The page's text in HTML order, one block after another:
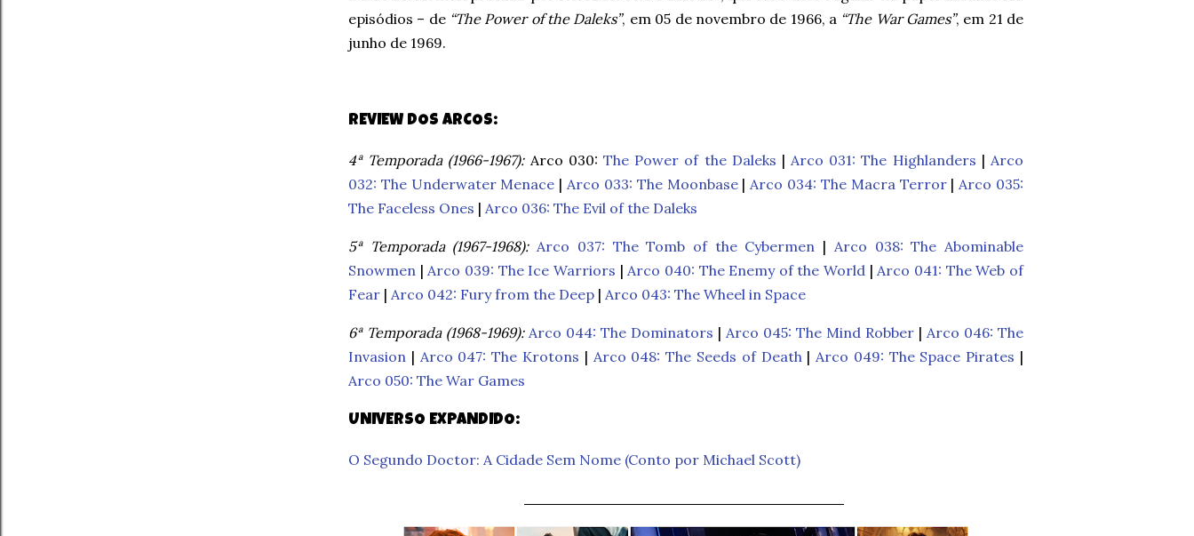
episódios – de “The Power of the Daleks”, em 05 de novembro de 1966, a “The War Games”, em 21 de
junho de 1969.
REVIEW DOS ARCOS:
4ª Temporada (1966-1967):Arco 030: The Power of the Daleks |Arco 031: The Highlanders | Arco
032: The Underwater Menace |Arco 033: The Moonbase|Arco 034: The Macra Terror|Arco 035:
The Faceless Ones | Arco 036: The Evil of the Daleks
5ª Temporada (1967-1968): Arco 037: The Tomb of the Cybermen | Arco 038: The Abominable
Snowmen |Arco 039: The Ice Warriors |Arco 040: The Enemy of the World |Arco 041: The Web of
Fear | Arco 042: Fury from the Deep | Arco 043: The Wheel in Space
6ª Temporada (1968-1969): Arco 044: The Dominators | Arco 045: The Mind Robber | Arco 046: The
Invasion | Arco 047: The Krotons | Arco 048: The Seeds of Death|Arco 049: The Space Pirates |
Arco 050: The War Games
UNIVERSO EXPANDIDO:
O Segundo Doctor: A Cidade Sem Nome (Conto por Michael Scott)